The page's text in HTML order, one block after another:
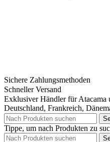
Sichere Zahlungsmethoden
Schneller Versand
Exklusiver Händler für Atacama
Deutschland, Frankreich,
Tippe, um nach Produkten zu